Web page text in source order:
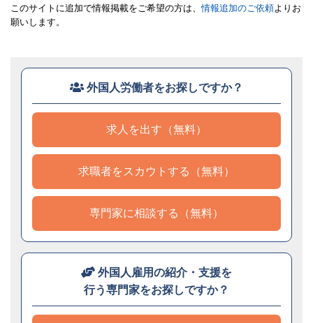
このサイトに追加で情報掲載をご希望の方は、情報追加のご依頼よりお
願いします。
外国人労働者をお探しですか？
求人を出す（無料）
求職者をスカウトする（無料）
専門家に相談する（無料）
外国人雇用の紹介・支援を
行う専門家をお探しですか？